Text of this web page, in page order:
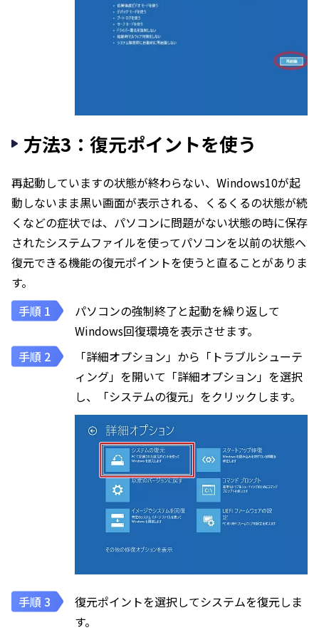
方法3：復元ポイントを使う
再起動していますの状態が終わらない、Windows10が起
動しないまま黒い画面が表示される、くるくるの状態が続
くなどの症状では、パソコンに問題がない状態の時に保存
されたシステムファイルを使ってパソコンを以前の状態へ
復元できる機能の復元ポイントを使うと直ることがありま
す。
パソコンの強制終了と起動を繰り返して
Windows回復環境を表示させます。
「詳細オプション」から「トラブルシューテ
ィング」を開いて「詳細オプション」を選択
し、「システムの復元」をクリックします。
復元ポイントを選択してシステムを復元しま
す。